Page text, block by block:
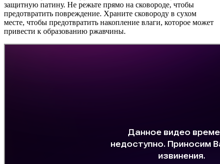
защитную патину. Не режьте прямо на сковороде, чтобы
предотвратить повреждение. Храните сковороду в сухом
месте, чтобы предотвратить накопление влаги, которое может
привести к образованию ржавчины.